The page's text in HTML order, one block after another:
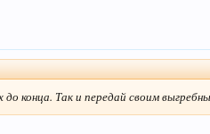
конца. Так и передай своим